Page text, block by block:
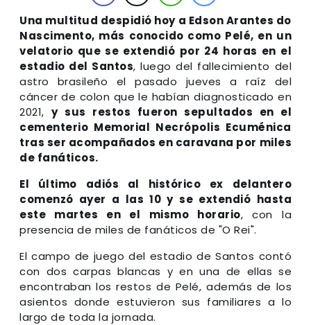
Una multitud despidió hoy a Edson Arantes do
Nascimento, más conocido como Pelé, en un
velatorio que se extendió por 24 horas en el
estadio del Santos, luego del fallecimiento del
astro brasileño el pasado jueves a raíz del
cáncer de colon que le habían diagnosticado en
2021, y sus restos fueron sepultados en el
cementerio Memorial Necrópolis Ecuménica
tras ser acompañados en caravana por miles
de fanáticos.
El último adiós al histórico ex delantero
comenzó ayer a las 10 y se extendió hasta
este martes en el mismo horario, con la
presencia de miles de fanáticos de "O Rei".
El campo de juego del estadio de Santos contó
con dos carpas blancas y en una de ellas se
encontraban los restos de Pelé, además de los
asientos donde estuvieron sus familiares a lo
largo de toda la jornada.